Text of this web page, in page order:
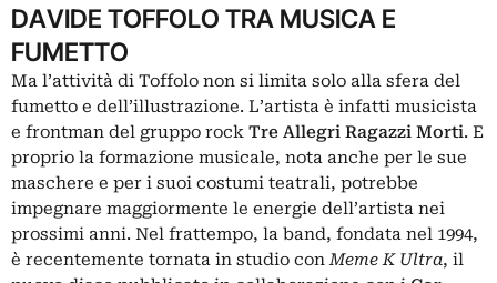
DAVIDE TOFFOLO TRA MUSICA E
FUMETTO
Ma l’attività di Toffolo non si limita solo alla sfera del
fumetto e dell’illustrazione. L’artista è infatti musicista
e frontman del gruppo rock Tre Allegri Ragazzi Morti. E
proprio la formazione musicale, nota anche per le sue
maschere e per i suoi costumi teatrali, potrebbe
impegnare maggiormente le energie dell’artista nei
prossimi anni. Nel frattempo, la band, fondata nel 1994,
è recentemente tornata in studio conMeme K Ultra, il